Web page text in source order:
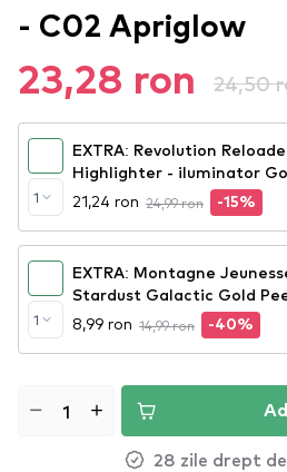
- C02 Apriglow
23,28 ron 24,50
1
EXTRA: Revolution
Highlighter - iluminator Golden
Lights
21,24 ron 24,99 ron -15%
1
EXTRA: Montagne
Stardust Galactic Gold
Face Mask
8,99 ron 14,99 ron -40%
28 zile drept